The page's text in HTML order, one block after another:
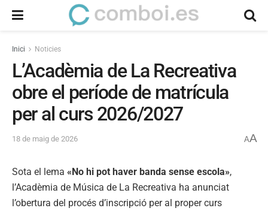
Inici Noticies
L’Acadèmia de La Recreativa
obre el període de matrícula
per al curs 2026/2027
18 de maig de 2026 AA
Sota el lema «No hi pot haver banda sense escola»,
l’Acadèmia de Música de La Recreativa ha anunciat
l’obertura del procés d’inscripció per al proper curs